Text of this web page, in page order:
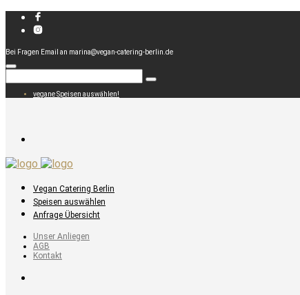
Bei Fragen Email an marina@vegan-catering-berlin.de
vegane Speisen auswählen!
Vegan Catering Berlin
Speisen auswählen
Anfrage Übersicht
Unser Anliegen
AGB
Kontakt